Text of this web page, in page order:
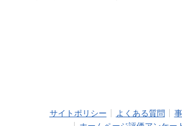
サイトポリシー よくある質問